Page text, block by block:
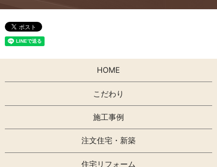
HOME
こだわり
施工事例
注文住宅・新築
住宅リフォーム